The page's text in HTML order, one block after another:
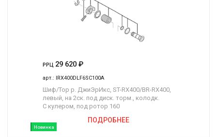
Новинка
РРЦ 29 620 ₽
арт.: IRX400DLF6SC100A
Шиф/Тор р. ДжиЭрИкс, ST-RX400/BR-RX400,
левый, на 2ск. под диск. торм., колодк.
С кулером, под ротор 160
ПОДРОБНЕЕ